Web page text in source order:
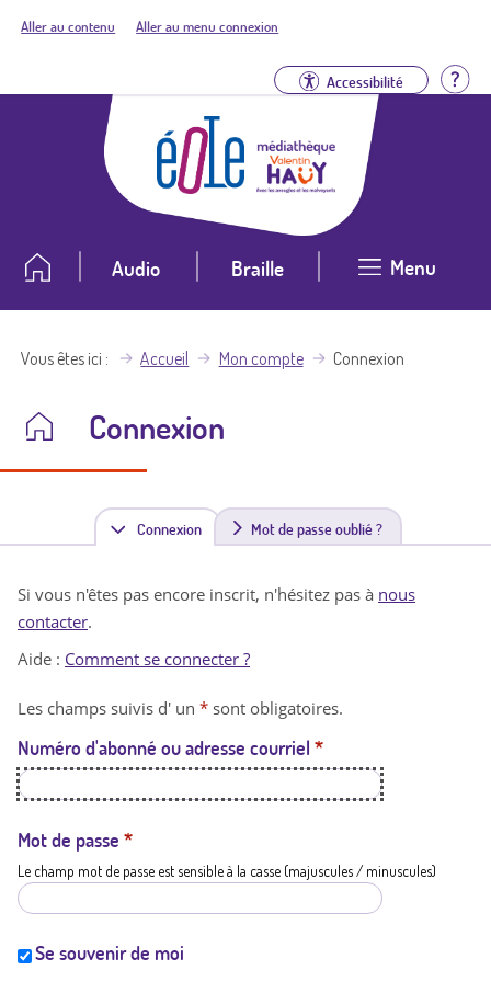
Aller au contenu Aller au menu connexion
Accessibilité
Audio Braille Menu
Vous êtes ici Accueil Mon compte Connexion
Connexion
Connexion(
n
t
a
t
i
Mot de passe oublié ?
Si vous n'êtes pas encore inscrit, n'hésitez pas à nous
contacter.
Aide : Comment se connecter ?
Les champs suivis d' un * sont obligatoires.
Numéro d'abonné ou adresse courriel *
Mot de passe *
Le champ mot de passe est sensible à la casse (majuscules / minuscules)
Se souvenir de moi